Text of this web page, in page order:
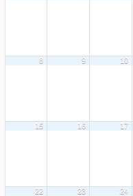
8 9 10
15 16 17
22 23 24